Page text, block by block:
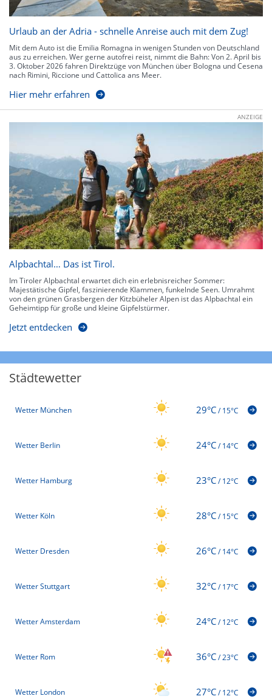
Urlaub an der Adria - schnelle Anreise auch mit dem Zug!
Mit dem Auto ist die Emilia Romagna in wenigen Stunden von Deutschland
aus zu erreichen. Wer gerne autofrei reist, nimmt die Bahn: Von 2. April bis
3. Oktober 2026 fahren Direktzüge von München über Bologna und Cesena
nach Rimini, Riccione und Cattolica ans Meer.
Hier mehr erfahren
ANZEIGE
Alpbachtal… Das ist Tirol.
Im Tiroler Alpbachtal erwartet dich ein erlebnisreicher Sommer:
Majestätische Gipfel, faszinierende Klammen, funkelnde Seen. Umrahmt
von den grünen Grasbergen der Kitzbüheler Alpen ist das Alpbachtal ein
Geheimtipp für große und kleine Gipfelstürmer.
Jetzt entdecken
Städtewetter
Wetter München 29°C/15°C
Wetter Berlin 24°C/14°C
Wetter Hamburg 23°C/12°C
Wetter Köln 28°C/15°C
Wetter Dresden 26°C/14°C
Wetter Stuttgart 32°C/17°C
Wetter Amsterdam 24°C/12°C
Wetter Rom 36°C/23°C
Wetter London 27°C/12°C